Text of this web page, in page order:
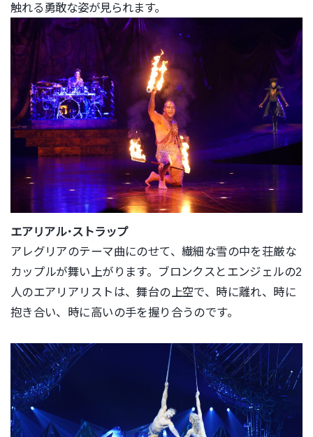
触れる勇敢な姿が見られます。
エアリアル･ストラップ
アレグリアのテーマ曲にのせて、繊細な雪の中を荘厳な
カップルが舞い上がります。
ブロンクスとエンジェルの2
人のエアリアリストは、舞台の上空で、時に離れ、時に
抱き合い、
時に高いの手を握り合うのです。